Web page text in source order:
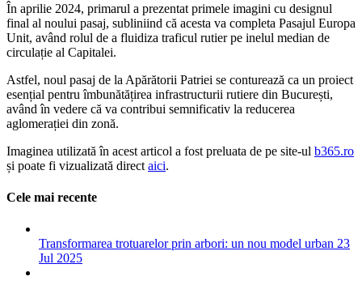
În aprilie 2024, primarul a prezentat primele imagini cu designul
final al noului pasaj, subliniind că acesta va completa Pasajul Europa
Unit, având rolul de a fluidiza traficul rutier pe inelul median de
circulație al Capitalei.
Astfel, noul pasaj de la Apărătorii Patriei se conturează ca un proiect
esențial pentru îmbunătățirea infrastructurii rutiere din București,
având în vedere că va contribui semnificativ la reducerea
aglomerației din zonă.
Imaginea utilizată în acest articol a fost preluata de pe site-ul b365.ro
și poate fi vizualizată direct aici.
Cele mai recente
Transformarea trotuarelor prin arbori: un nou model urban 23
Jul 2025